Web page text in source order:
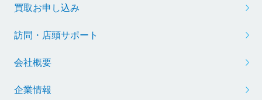
買取お申し込み
訪問・店頭サポート
会社概要
企業情報